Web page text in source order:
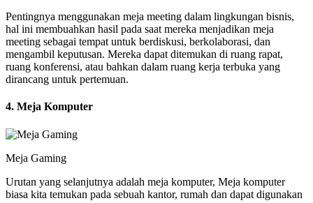
Pentingnya menggunakan meja meeting dalam lingkungan bisnis,
hal ini membuahkan hasil pada saat mereka menjadikan meja
meeting sebagai tempat untuk berdiskusi, berkolaborasi, dan
mengambil keputusan. Mereka dapat ditemukan di ruang rapat,
ruang konferensi, atau bahkan dalam ruang kerja terbuka yang
dirancang untuk pertemuan.
4. Meja Komputer
Meja Gaming
Urutan yang selanjutnya adalah meja komputer, Meja komputer
biasa kita temukan pada sebuah kantor, rumah dan dapat digunakan